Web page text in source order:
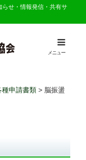
らせ・情報発信・共有サ
メニュー
種申請書類 > 脳振盪